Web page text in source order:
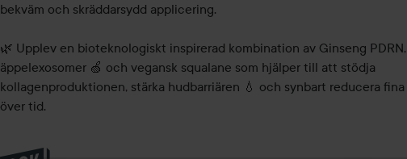
bekväm och skräddarsydd applicering.
🌿 Upplev en bioteknologiskt inspirerad kombination av Ginseng PDRN,
äppelexosomer 🍏 och vegansk squalane som hjälper till att stödja
kollagenproduktionen, stärka hudbarriären 💧 och synbart reducera
över tid.